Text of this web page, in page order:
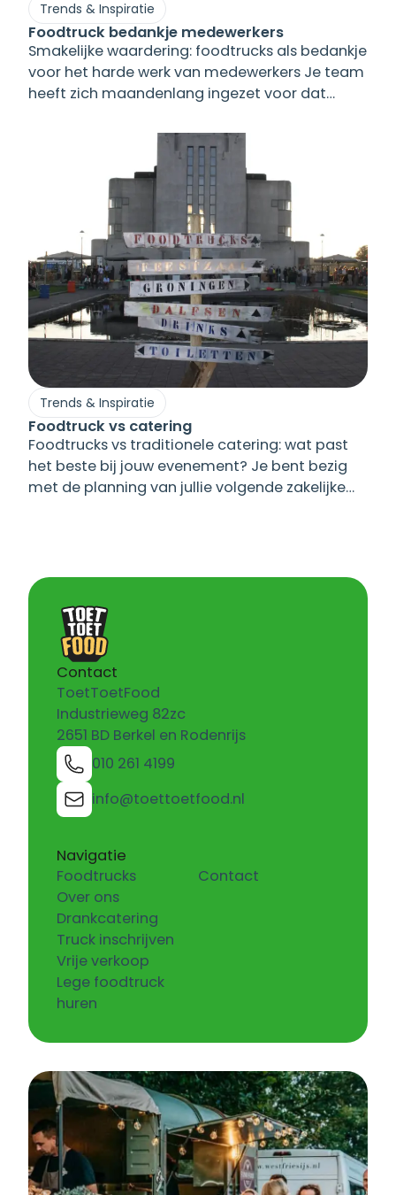
Trends & Inspiratie
Foodtruck bedankje medewerkers
Smakelijke waardering: foodtrucks als bedankje
voor het harde werk van medewerkers Je team
heeft zich maandenlang ingezet voor dat
verantwoordelijkheden op zich genomen, en
doorgezet toen het even lastig werd. Nu het
project succesvol is afgerond, wil je hen
bedanken op een manier die echt indruk
maakt. Maar hoe doe [&hellip;]
Trends & Inspiratie
Foodtruck vs catering
Foodtrucks vs traditionele catering: wat past
het beste bij jouw evenement? Je bent bezig
met de planning van jullie volgende zakelijke
steeds vaker opkomt bij eventplanners.
[&hellip;]
Contact
ToetToetFood
Industrieweg 82zc
2651 BD Berkel en Rodenrijs
010 261 4199
info@toettoetfood.nl
Navigatie
Foodtrucks
Over ons
Drankcatering
Truck inschrijven
Vrije verkoop
Lege foodtruck
huren
Contact